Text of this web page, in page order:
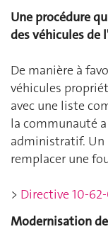
Une procédure
des véhicules de
De manière à
véhicules
avec une liste
la communauté
administratif. Un
remplacer une
> Directive 10-
Modernisation